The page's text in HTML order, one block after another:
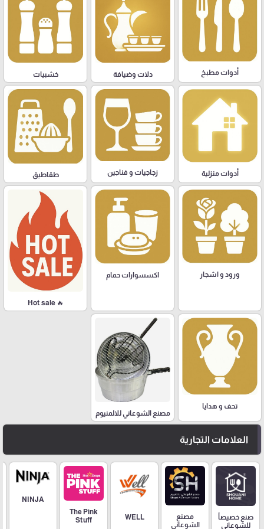
أدوات مطبخ دلات وضيافة خشبيات
أدوات منزلية زجاجيات و فناجين طقاطيق
ورود و اشجار اكسسوارات حمام
🔥 Hot sale
تحف و هدايا
مصنع الشوعاني للالمنيوم
العلامات التجارية
صنع خصيصاً
للشوعاني
مصنع
الشوعاني
WELL
The Pink
Stuff
NINJA